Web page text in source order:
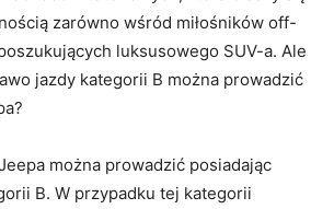
zarówno‍ wśród miłośników off-
‍luksusowego SUV-a. Ale
jazdy kategorii B można prowadzić‌
można prowadzić ⁢posiadając
B. W przypadku tej kategorii